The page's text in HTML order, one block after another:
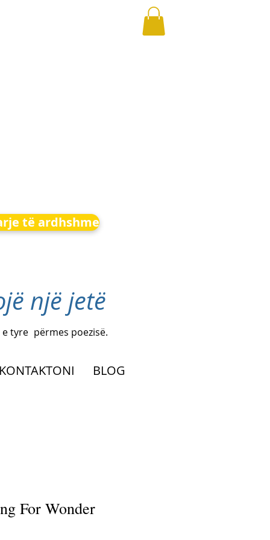
të ardhshme
një jetë
tyre përmes poezisë.
KONTAKTONI BLOG
For Wonder